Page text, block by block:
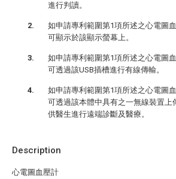
Description
心電圖血壓計
進行判讀。
如申請專利範圍第1項所述之心電圖
可顯示於該顯示螢幕上。
如申請專利範圍第1項所述之心電圖
可透過該USB插槽進行有線傳輸。
如申請專利範圍第1項所述之心電圖
可透過該本體中具有之一無線裝置上
供醫生進行遠端診斷及醫療。